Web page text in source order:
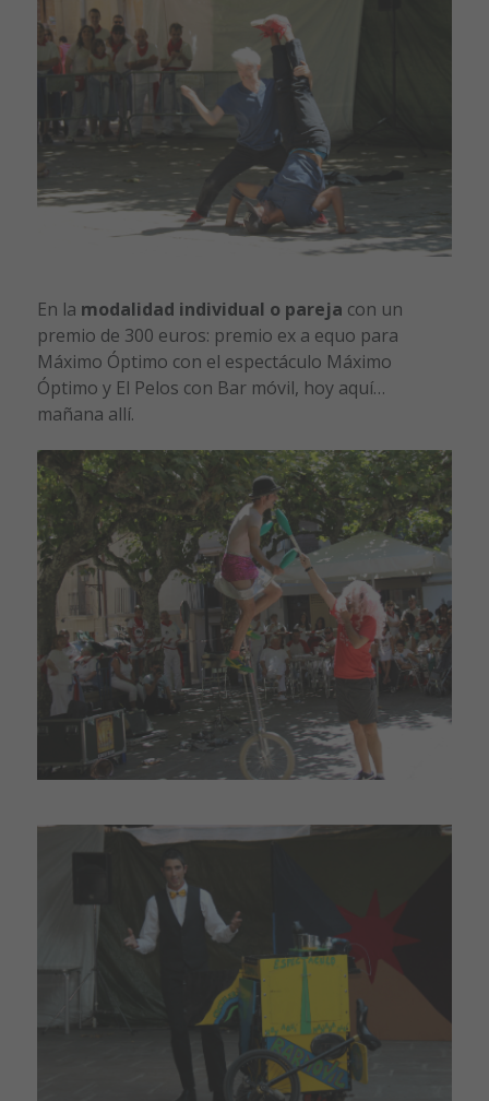
En la modalidad individual o pareja con un
premio de 300 euros: premio ex a equo para
Máximo Óptimo con el espectáculo Máximo
Óptimo y El Pelos con Bar móvil, hoy aquí…
mañana allí.